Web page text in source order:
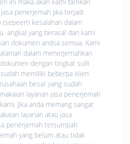
penerjemah jika terjadi
(sepeerti kesalahan dalam
angka) yang berasal dari kami
dokumen andsa semua. Kami
dalam menerjemahkan
dengan tingkat sulit
memiliki beberpa klien
besar yang sudah
layanan jasa penerjemah
Jika anda memang sangat
layanan atau jasa
penerjemah tersumpah
yang belum atau tidak